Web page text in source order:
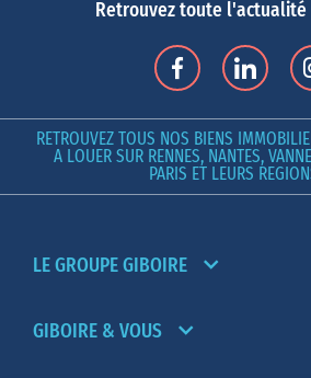
Retrouvez toute l'actualité
RETROUVEZ TOUS NOS BIENS
A LOUER SUR RENNES, NANTES,
PARIS ET LEURS
LE GROUPE GIBOIRE
GIBOIRE & VOUS